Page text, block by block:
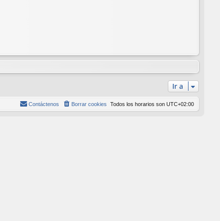
Ir a
Todos los horarios son UTC+02:00
Borrar cookies
Contáctenos